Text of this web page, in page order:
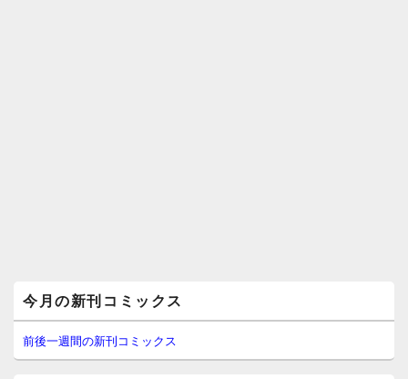
イ
ン
サ
イ
今月の新刊コミックス
前後一週間の新刊コミックス